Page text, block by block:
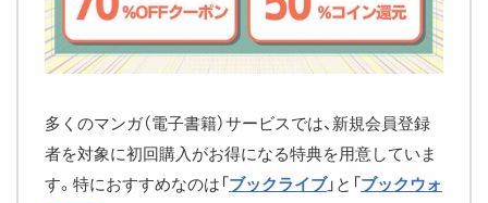
多くのマンガ（電子書籍）サービスでは、新規会員登録
者を対象に初回購入がお得になる特典を用意していま
す。特におすすめなのは「ブックライブ」と「ブックウォ